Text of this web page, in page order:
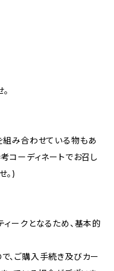
組み合わせている物もあ
コーディネートでお召し
。)
ィークとなるため、基本的
、ご購入手続き及びカー